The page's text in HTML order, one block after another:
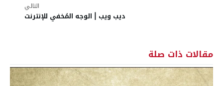
التالي
ديب ويب | الوجه المُخفي للإنترنت
مقالات ذات صلة